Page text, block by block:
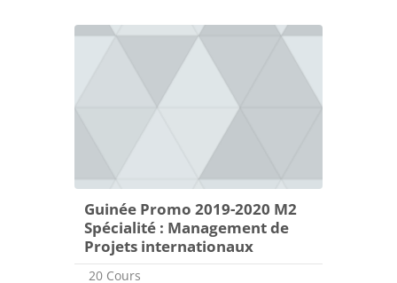
Guinée Promo 2019-2020 M2
Spécialité : Management de
Projets internationaux
20 Cours